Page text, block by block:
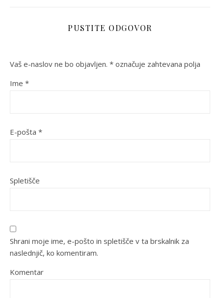
PUSTITE ODGOVOR
Vaš e-naslov ne bo objavljen. * označuje zahtevana polja
Ime *
E-pošta *
Spletišče
Shrani moje ime, e-pošto in spletišče v ta brskalnik za
naslednjič, ko komentiram.
Komentar